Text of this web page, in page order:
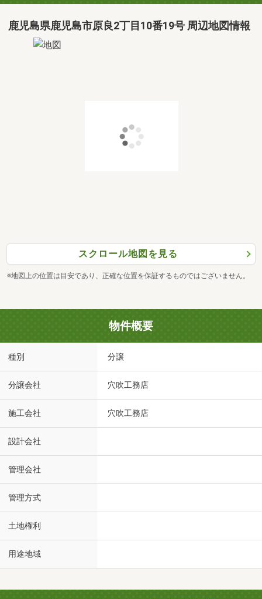
鹿児島県鹿児島市原良2丁目10番19号 周辺地図情報
スクロール地図を見る
※地図上の位置は目安であり、正確な位置を保証するものではございません。
物件概要
種別 分譲
分譲会社 穴吹工務店
施工会社 穴吹工務店
設計会社
管理会社
管理方式
土地権利
用途地域